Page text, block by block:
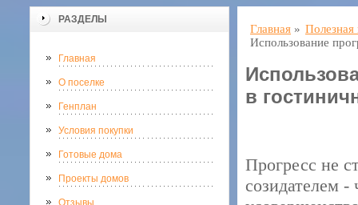
РАЗДЕЛЫ
Главная
О поселке
Генплан
Условия покупки
Готовые дома
Проекты домов
Отзывы
Главная »
Использование
в
Прогресс не
созидателем -